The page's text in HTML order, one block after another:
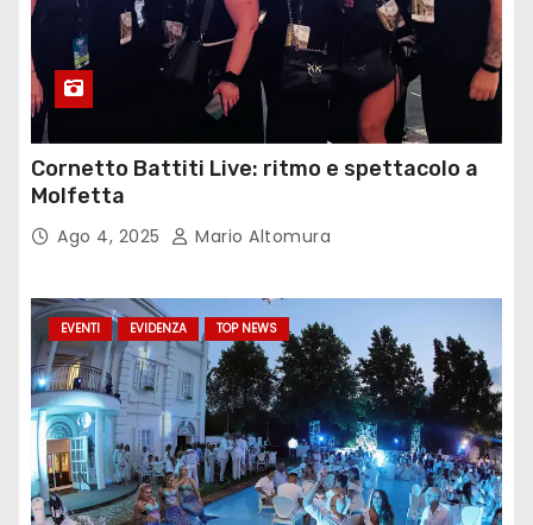
Cornetto Battiti Live: ritmo e spettacolo a
Molfetta
Ago 4, 2025 Mario Altomura
EVENTI EVIDENZA TOP NEWS